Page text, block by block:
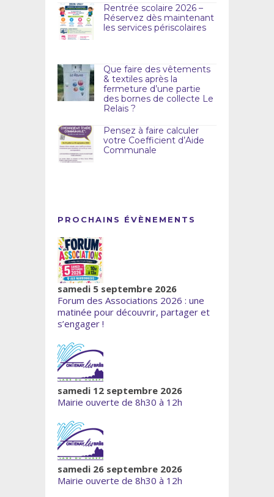
Rentrée scolaire 2026 –
Réservez dès maintenant
les services périscolaires
Que faire des vêtements
& textiles après la
fermeture d’une partie
des bornes de collecte Le
Relais ?
Pensez à faire calculer
votre Coefficient d’Aide
Communale
PROCHAINS ÉVÈNEMENTS
samedi 5 septembre 2026
Forum des Associations 2026 : une
matinée pour découvrir, partager et
s’engager !
samedi 12 septembre 2026
Mairie ouverte de 8h30 à 12h
samedi 26 septembre 2026
Mairie ouverte de 8h30 à 12h